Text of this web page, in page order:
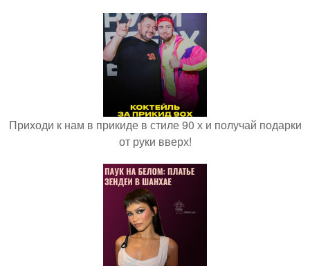
Приходи к нам в прикиде в стиле 90 х и получай подарки
от руки вверх!